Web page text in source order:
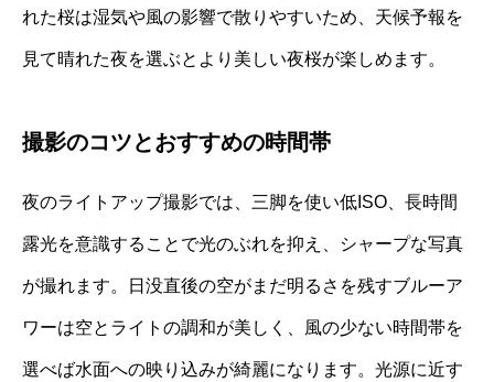
れた桜は湿気や風の影響で散りやすいため、天候予報を
見て晴れた夜を選ぶとより美しい夜桜が楽しめます。
撮影のコツとおすすめの時間帯
夜のライトアップ撮影では、三脚を使い低ISO、長時間
露光を意識することで光のぶれを抑え、シャープな写真
が撮れます。日没直後の空がまだ明るさを残すブルーア
ワーは空とライトの調和が美しく、風の少ない時間帯を
選べば水面への映り込みが綺麗になります。光源に近す